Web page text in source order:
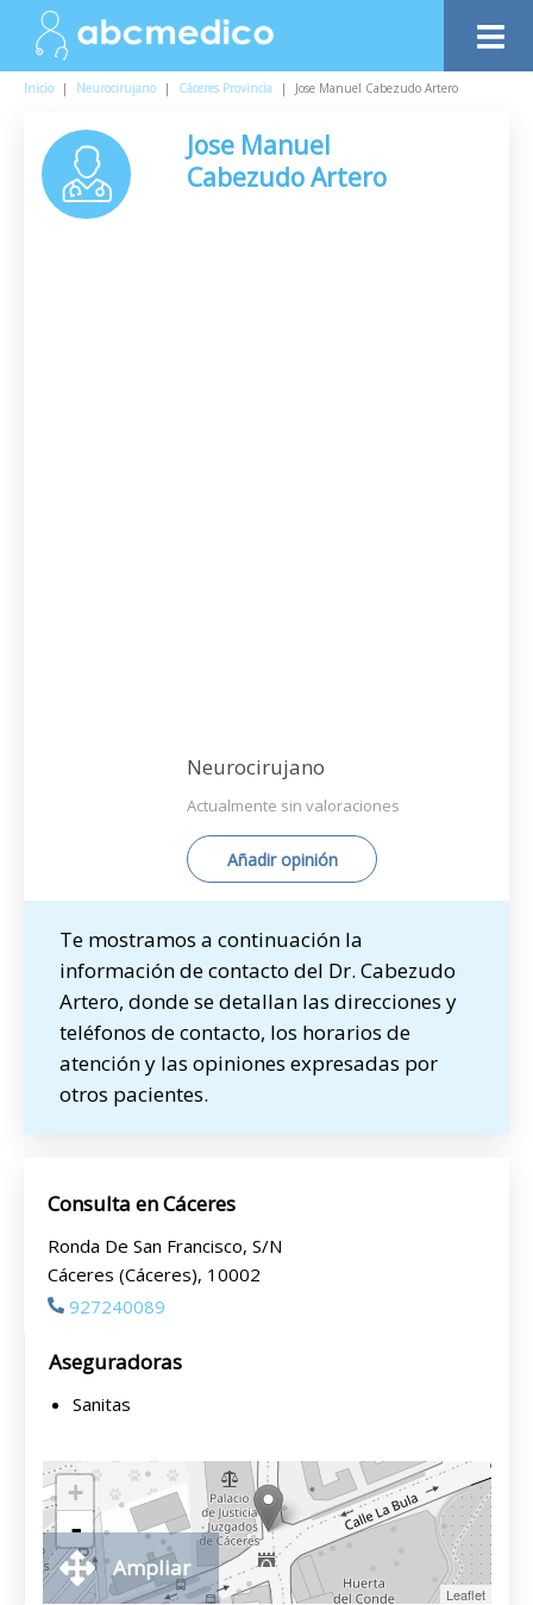
Inicio | Neurocirujano | Cáceres Provincia | Jose Manuel Cabezudo Artero
Jose Manuel
Cabezudo Artero
Neurocirujano
Actualmente sin valoraciones
Añadir opinión
Te mostramos a continuación la
información de contacto del Dr. Cabezudo
Artero, donde se detallan las direcciones y
teléfonos de contacto, los horarios de
atención y las opiniones expresadas por
otros pacientes.
Consulta en Cáceres
Ronda De San Francisco, S/N
Cáceres (Cáceres), 10002
927240089
Aseguradoras
Sanitas
+
-
Leaflet
Ampliar